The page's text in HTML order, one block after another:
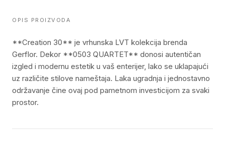
OPIS PROIZVODA
**Creation 30** je vrhunska LVT kolekcija brenda
Gerflor. Dekor **0503 QUARTET** donosi autentičan
izgled i modernu estetik u vaš enterijer, lako se uklapajući
uz različite stilove nameštaja. Laka ugradnja i jednostavno
održavanje čine ovaj pod pametnom investicijom za svaki
prostor.